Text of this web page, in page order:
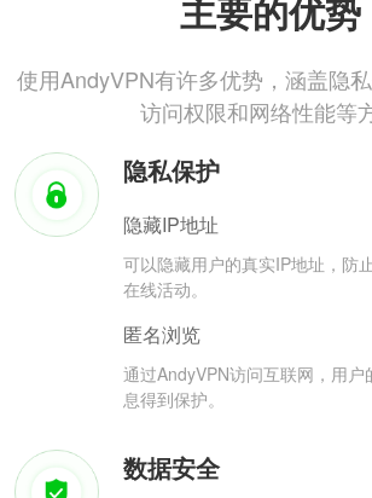
主要的优势
使用AndyVPN有许多优势，涵盖隐私
访问权限和网络性能等
隐私保护
隐藏IP地址
可以隐藏用户的真实IP地址，防
在线活动。
匿名浏览
通过AndyVPN访问互联网，用
息得到保护。
数据安全